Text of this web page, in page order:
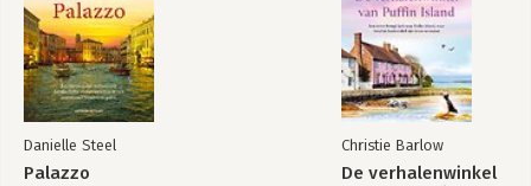
Danielle Steel
Palazzo
Christie Barlow
De verhalenwinkel